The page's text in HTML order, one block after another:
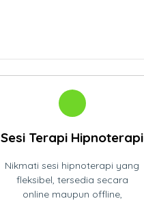
Sesi Terapi Hipnoterapi
Nikmati sesi hipnoterapi yang
fleksibel, tersedia secara
online maupun offline,